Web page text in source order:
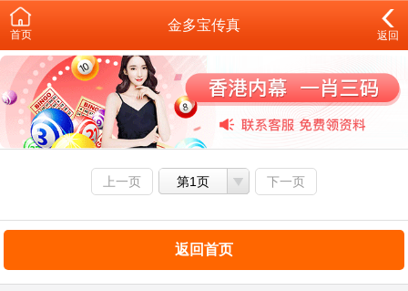
首页
金多宝传真
返回
上一页 第1页 下一页
返回首页